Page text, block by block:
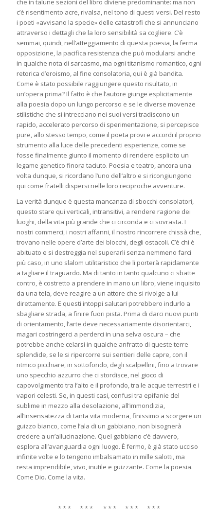
che in talune sezioni del libro diviene predominante: ma non
c’è risentimento acre, rivalsa, nel tono di questi versi. Del resto
i poeti «avvisano la specie» delle catastrofi che si annunciano
attraverso i dettagli che la loro sensibilità sa cogliere. C’è
semmai, quindi, nell’atteggiamento di questa poesia, la ferma
opposizione, la pacifica resistenza che può modularsi anche
in qualche nota di sarcasmo, ma ogni titanismo romantico, ogni
retorica d’eroismo, al fine consolatoria, qui è già bandita.
Come è stato possibile raggiungere questo risultato, in
un’opera prima? Il fatto è che l’autore giunge esplicitamente
alla poesia dopo un lungo percorso e se le diverse movenze
stilistiche che si intrecciano nei suoi versi tradiscono un
rapido, accelerato percorso di sperimentazione, si percepisce
pure, allo stesso tempo, come il poeta provi e accordi il proprio
strumento alla luce delle precedenti esperienze, come se
fosse finalmente giunto il momento di rendere esplicito un
legame genetico finora taciuto. Poesia e teatro, ancora una
volta dunque, si ricordano l’uno dell’altro e si ricongiungono
qui come fratelli dispersi nelle loro reciproche avventure.
La verità dunque è questa mancanza di sbocchi consolatori,
questo stare qui verticali, intransitivi, a rendere ragione dei
luoghi, della vita più grande che ci circonda e ci sovrasta. I
nostri commerci, i nostri affanni, il nostro rincorrere chissà che,
trovano nelle opere d’arte dei blocchi, degli ostacoli. C’è chi è
abituato e si destreggia nel superarli senza nemmeno farci
più caso, in uno slalom utilitaristico che li porterà rapidamente
a tagliare il traguardo. Ma di tanto in tanto qualcuno ci sbatte
contro, è costretto a prendere in mano un libro, viene inquisito
da una tela, deve reagire a un attore che si rivolge a lui
direttamente. E questi intoppi salutari potrebbero indurlo a
sbagliare strada, a finire fuori pista. Prima di darci nuovi punti
di orientamento, l’arte deve necessariamente disorientarci,
magari costringerci a perderci in una selva oscura – che
potrebbe anche celarsi in qualche anfratto di queste terre
splendide, se le si ripercorre sui sentieri delle capre, con il
ritmico picchiare, in sottofondo, degli scalpellini, fino a trovare
uno specchio azzurro che ci stordisce, nel gioco di
capovolgimento tra l’alto e il profondo, tra le acque terrestri e i
vapori celesti. Se, in questi casi, confusi tra epifanie del
sublime in mezzo alla desolazione, all’immondizia,
all’insensatezza di tanta vita moderna, finissimo a scorgere un
guizzo bianco, come l’ala di un gabbiano, non bisognerà
credere a un’allucinazione. Quel gabbiano c’è davvero,
esplora all’avanguardia ogni luogo. È fermo, è già stato ucciso
infinite volte e lo tengono imbalsamato in mille salotti, ma
resta imprendibile, vivo, inutile e guizzante. Come la poesia.
Come Dio. Come la vita.
* * * * * * * * * * * * * * *